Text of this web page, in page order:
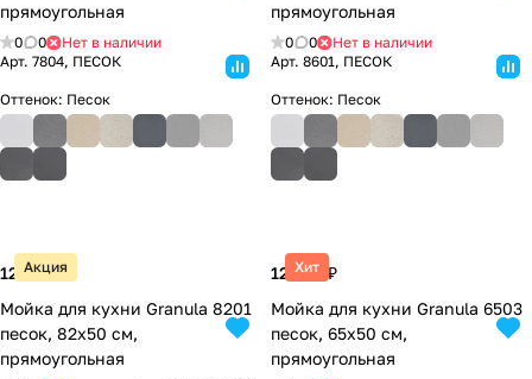
прямоугольная
0 0
Нет в наличии
Арт. 7804, ПЕСОК
Оттенок: Песок
прямоугольная
0 0
Нет в наличии
Арт. 8601, ПЕСОК
Оттенок: Песок
Акция
12 672 ₽
Мойка для кухни Granula 8201
песок, 82х50 см,
прямоугольная
Хит
12 265 ₽
Мойка для кухни Granula 6503
песок, 65х50 см,
прямоугольная